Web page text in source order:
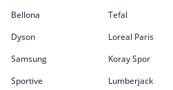
Bellona
Tefal
Dyson
Loreal Paris
Samsung
Koray Spor
Sportive
Lumberjack